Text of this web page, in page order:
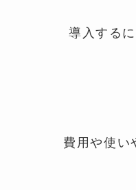
導入する
費用や使い